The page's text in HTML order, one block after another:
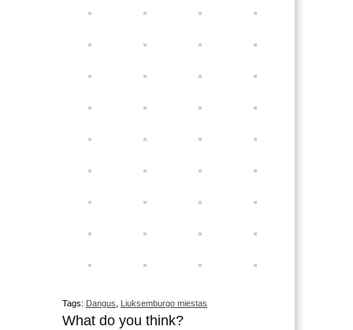
Tags: Dangus Liuksemburgo miestas
What do you think?